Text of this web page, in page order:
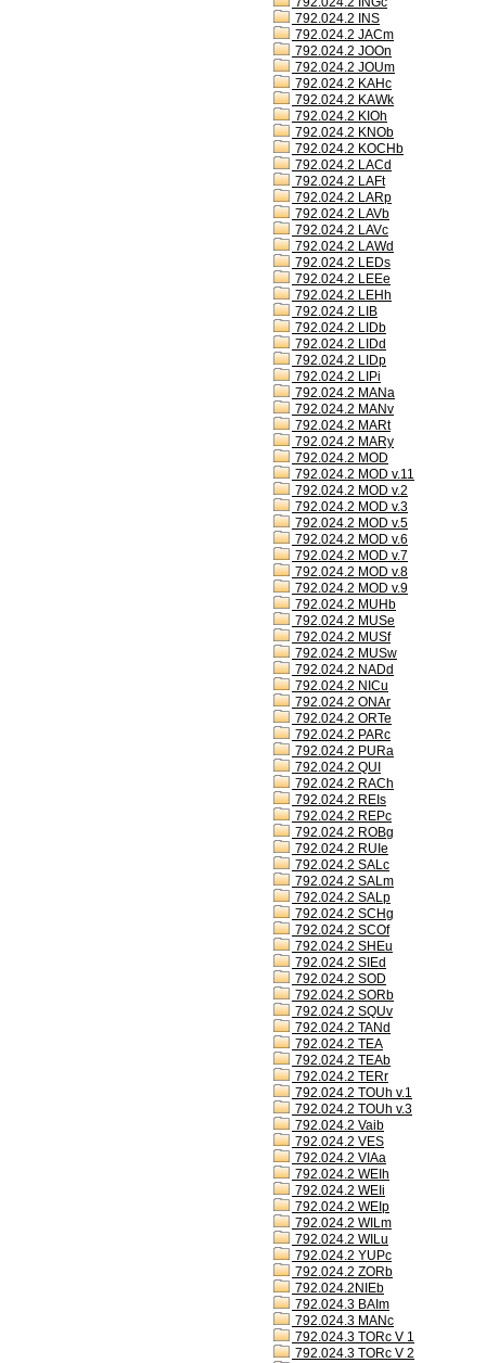
792.024.2 INS
792.024.2 JACm
792.024.2 JOOn
792.024.2 JOUm
792.024.2 KAHc
792.024.2 KAWk
792.024.2 KIOh
792.024.2 KNOb
792.024.2 KOCHb
792.024.2 LACd
792.024.2 LAFt
792.024.2 LARp
792.024.2 LAVb
792.024.2 LAVc
792.024.2 LAWd
792.024.2 LEDs
792.024.2 LEEe
792.024.2 LEHh
792.024.2 LIB
792.024.2 LIDb
792.024.2 LIDd
792.024.2 LIDp
792.024.2 LIPi
792.024.2 MANa
792.024.2 MANv
792.024.2 MARt
792.024.2 MARy
792.024.2 MOD
792.024.2 MOD v.11
792.024.2 MOD v.2
792.024.2 MOD v.3
792.024.2 MOD v.5
792.024.2 MOD v.6
792.024.2 MOD v.7
792.024.2 MOD v.8
792.024.2 MOD v.9
792.024.2 MUHb
792.024.2 MUSe
792.024.2 MUSf
792.024.2 MUSw
792.024.2 NADd
792.024.2 NICu
792.024.2 ONAr
792.024.2 ORTe
792.024.2 PARc
792.024.2 PURa
792.024.2 QUI
792.024.2 RACh
792.024.2 REIs
792.024.2 REPc
792.024.2 ROBg
792.024.2 RUIe
792.024.2 SALc
792.024.2 SALm
792.024.2 SALp
792.024.2 SCHg
792.024.2 SCOf
792.024.2 SHEu
792.024.2 SIEd
792.024.2 SOD
792.024.2 SORb
792.024.2 SQUv
792.024.2 TANd
792.024.2 TEA
792.024.2 TEAb
792.024.2 TERr
792.024.2 TOUh v.1
792.024.2 TOUh v.3
792.024.2 Vaib
792.024.2 VES
792.024.2 VIAa
792.024.2 WEIh
792.024.2 WEIi
792.024.2 WEIp
792.024.2 WILm
792.024.2 WILu
792.024.2 YUPc
792.024.2 ZORb
792.024.2NIEb
792.024.3 BAIm
792.024.3 MANc
792.024.3 TORc V 1
792.024.3 TORc V 2